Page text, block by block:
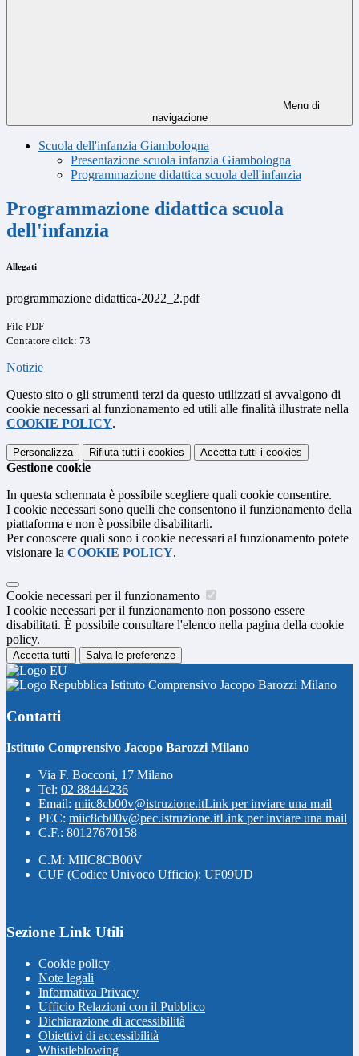
Menu di
navigazione
Scuola dell'infanzia Giambologna
Presentazione scuola infanzia Giambologna
Programmazione didattica scuola dell'infanzia
Programmazione didattica scuola
dell'infanzia
Allegati
programmazione didattica-2022_2.pdf
File PDF
Contatore click: 73
Notizie
Questo sito o gli strumenti terzi da questo utilizzati si avvalgono di
cookie necessari al funzionamento ed utili alle finalità illustrate nella
COOKIE POLICY.
Personalizza Rifiuta tutti i cookies Accetta tutti i cookies
Gestione cookie
In questa schermata è possibile scegliere quali cookie consentire.
I cookie necessari sono quelli che consentono il funzionamento della
piattaforma e non è possibile disabilitarli.
Per conoscere quali sono i cookie necessari al funzionamento potete
visionare la COOKIE POLICY.
Cookie necessari per il funzionamento
I cookie necessari per il funzionamento non possono essere
disabilitati. È possibile consultare l'elenco nella pagina della cookie
policy.
Accetta tutti Salva le preferenze
Istituto Comprensivo Jacopo Barozzi Milano
Contatti
Istituto Comprensivo Jacopo Barozzi Milano
Via F. Bocconi, 17 Milano
Tel: 02 88444236
Email: miic8cb00v@istruzione.itLink per inviare una mail
PEC: miic8cb00v@pec.istruzione.itLink per inviare una mail
C.F.: 80127670158
C.M: MIIC8CB00V
CUF (Codice Univoco Ufficio): UF09UD
Sezione Link Utili
Cookie policy
Note legali
Informativa Privacy
Ufficio Relazioni con il Pubblico
Dichiarazione di accessibilità
Obiettivi di accessibilità
Whistleblowing